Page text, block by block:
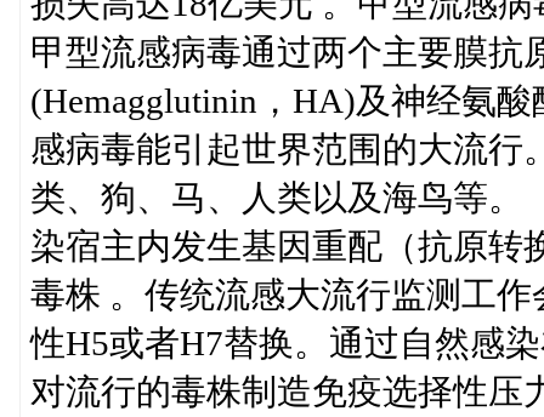
甲型流感病毒通过两个主要膜抗
(Hemagglutinin，HA)及神经氨
感病毒能引起世界范围的大流行
类、狗、马、人类以及海鸟等
染宿主内发生基因重配（抗原转
毒株 。传统流感大流行监测工
性H5或者H7替换。通过自然感
对流行的毒株制造免疫选择性压